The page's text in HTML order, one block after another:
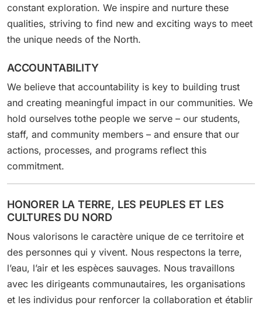
constant exploration. We inspire and nurture these
qualities, striving to find new and exciting ways to meet
the unique needs of the North.
ACCOUNTABILITY
We believe that accountability is key to building trust
and creating meaningful impact in our communities. We
hold ourselves tothe people we serve – our students,
staff, and community members – and ensure that our
actions, processes, and programs reflect this
commitment.
HONORER LA TERRE, LES PEUPLES ET LES
CULTURES DU NORD
Nous valorisons le caractère unique de ce territoire et
des personnes qui y vivent. Nous respectons la terre,
l’eau, l’air et les espèces sauvages. Nous travaillons
avec les dirigeants communautaires, les organisations
et les individus pour renforcer la collaboration et établir